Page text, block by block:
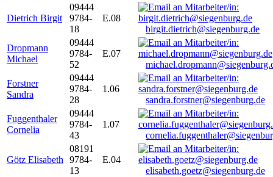
Dietrich Birgit
09444
9784-
18
E.08
birgit.dietrich@siegenburg.de
Dropmann
Michael
09444
9784-
52
E.07
Forstner
Sandra
09444
9784-
28
1.06
sandra.forstner@siegenburg.de
Fuggenthaler
Cornelia
09444
9784-
43
1.07
Götz Elisabeth
08191
9784-
13
E.04
elisabeth.goetz@siegenburg.de